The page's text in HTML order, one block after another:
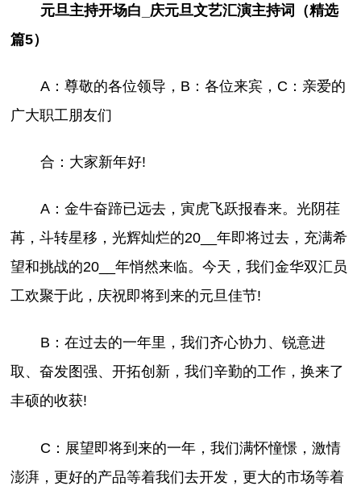
元旦主持开场白_庆元旦文艺汇演主持词（精选
篇5）
A：尊敬的各位领导，B：各位来宾，C：亲爱的
广大职工朋友们
合：大家新年好!
A：金牛奋蹄已远去，寅虎飞跃报春来。光阴荏
苒，斗转星移，光辉灿烂的20__年即将过去，充满希
望和挑战的20__年悄然来临。今天，我们金华双汇员
工欢聚于此，庆祝即将到来的元旦佳节!
B：在过去的一年里，我们齐心协力、锐意进
取、奋发图强、开拓创新，我们辛勤的工作，换来了
丰硕的收获!
C：展望即将到来的一年，我们满怀憧憬，激情
澎湃，更好的产品等着我们去开发，更大的市场等着